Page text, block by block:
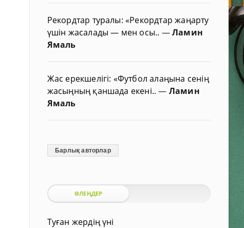
Рекордтар туралы: «Рекордтар жаңарту
үшін жасалады — мен осы.. —Ламин
Ямаль
Жас ерекшелігі: «Футбол алаңына сенің
жасыңның қаншада екені..— Ламин
Ямаль
Барлық авторлар
ӨЛЕҢДЕР
Туған жердің үні